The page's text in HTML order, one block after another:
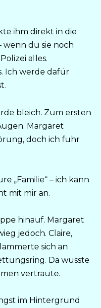
ihm direkt in die
du sie noch
alles.
Ich werde dafür
bleich. Zum ersten
Margaret
doch ich fuhr
„Familie“ – ich kann
mit mir an.
hinauf. Margaret
jedoch. Claire,
sich an
Da wusste
vertraute.
im Hintergrund